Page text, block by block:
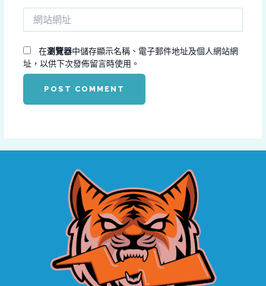
*址
在瀏覽器中儲存顯示名稱、電子郵件地址及個人網站網
址，以供下次發佈留言時使用。